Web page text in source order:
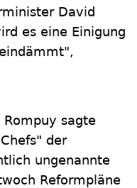
David
es eine Einigung
Rompuy sagte
der
ungenannte
Reformpläne